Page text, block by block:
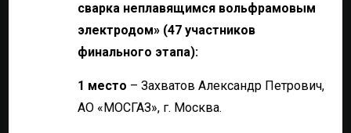
сварка неплавящимся вольфрамовым
электродом» (47 участников
финального этапа):
1 место – Захватов Александр Петрович,
АО «МОСГАЗ», г. Москва.